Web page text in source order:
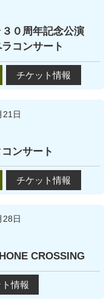
３０周年記念公演
コンサート
チケット情報
21日
ンサート
チケット情報
28日
CROSSING
情報